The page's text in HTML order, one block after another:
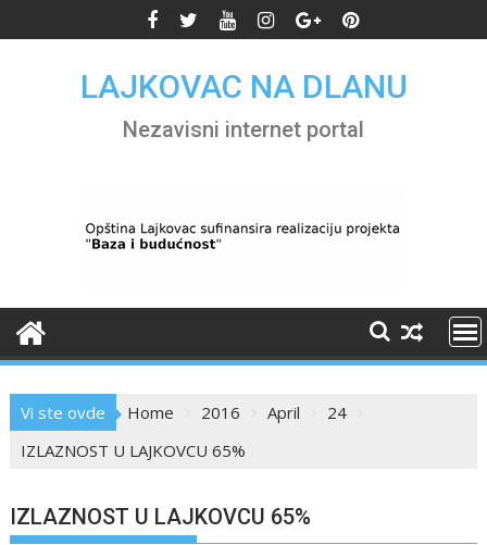
to
LAJKOVAC NA DLANU
Nezavisni internet portal
Vi ste ovde Home 2016 April
24
IZLAZNOST U LAJKOVCU 65%
IZLAZNOST U LAJKOVCU 65%